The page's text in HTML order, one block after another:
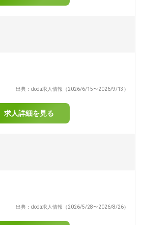
出典：doda求人情報（2026/6/15〜2026/9/13）
求人詳細を見る
出典：doda求人情報（2026/5/28〜2026/8/26）